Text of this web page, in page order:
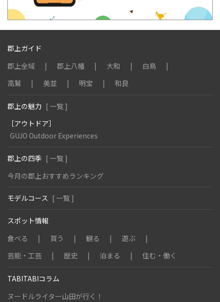
郡上ガイド
郡上全域
郡上八幡 大和
白鳥
高鷲
美並 明宝 和良
郡上の魅力 [ 一覧 ]
［アウトドア］
GUJO Outdoor Experiences
郡上の四季 [ 一覧 ]
今月の郡上おすすめランキング
モデルコース [ 一覧 ]
スポット情報
食べる
買う 観る
遊ぶ
芸能・工芸
歴史 泊まる 住む・働く
TABITABIコラム
ヌードルライター山田が行く！